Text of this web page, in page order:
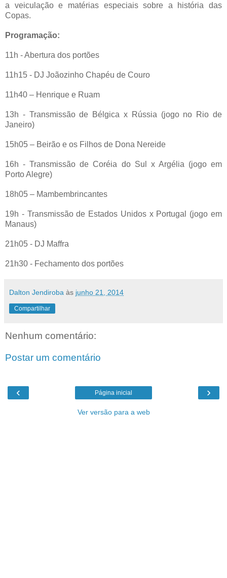
a veiculação e matérias especiais sobre a história das
Copas.
Programação:
11h - Abertura dos portões
11h15 - DJ Joãozinho Chapéu de Couro
11h40 – Henrique e Ruam
13h - Transmissão de Bélgica x Rússia (jogo no Rio de
Janeiro)
15h05 – Beirão e os Filhos de Dona Nereide
16h - Transmissão de Coréia do Sul x Argélia (jogo em
Porto Alegre)
18h05 – Mambembrincantes
19h - Transmissão de Estados Unidos x Portugal (jogo em
Manaus)
21h05 - DJ Maffra
21h30 - Fechamento dos portões
Dalton Jendiroba às junho 21, 2014
Compartilhar
Nenhum comentário:
Postar um comentário
‹ ›
Página inicial
Ver versão para a web